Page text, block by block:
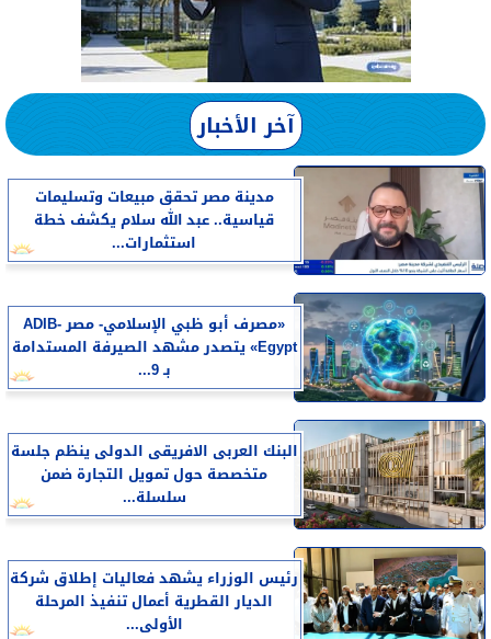
آخر الأخبار
مدينة مصر تحقق مبيعات وتسليمات
قياسية.. عبد الله سلام يكشف خطة
استثمارات...
«مصرف أبو ظبي الإسلامي- مصر ADIB-
Egypt» يتصدر مشهد الصيرفة المستدامة
بـ 9...
البنك العربى الافريقى الدولى ينظم جلسة
متخصصة حول تمويل التجارة ضمن
سلسلة...
رئيس الوزراء يشهد فعاليات إطلاق شركة
الديار القطرية أعمال تنفيذ المرحلة
الأولى...